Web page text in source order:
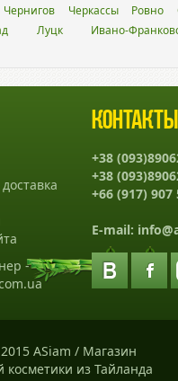
Чернигов Черкассы Ровно
Луцк Ивано-
-
Контакты
+38
+38
+66 (917) 907
E-mail:
ASiam / Магазин
косметики из Тайланда